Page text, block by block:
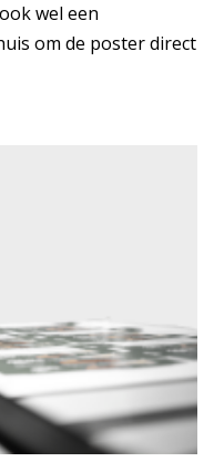
wel een
om de poster direct